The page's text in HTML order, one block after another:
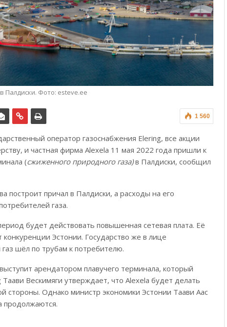
Палдиски. Фото: esteve.ee
1 560
оператор газоснабжения Elering, все акции
и частная фирма Alexela 11 мая 2022 года пришли к
(сжиженного природного газа)в Палдиски, сообщил
построит причал в Палдиски, а расходы на его
газа.
будет действовать повышенная сетевая плата. Её
Эстонии. Государство же в лице
шёл по трубам к потребителю.
арендатором плавучего терминала, который
Вескимяги утверждает, что Alexela будет делать
стороны. Однако министр экономики Эстонии Таави Аас
продолжаются.